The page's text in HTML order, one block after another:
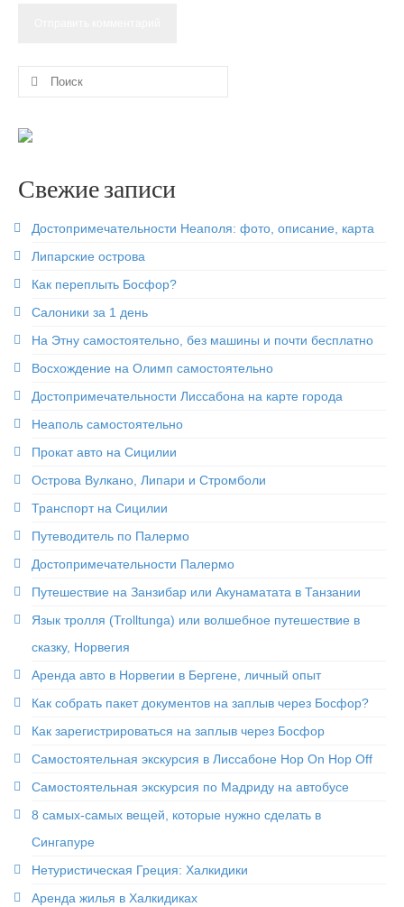
Поиск:
Свежие записи
Достопримечательности Неаполя: фото, описание, карта
Липарские острова
Как переплыть Босфор?
Салоники за 1 день
На Этну самостоятельно, без машины и почти бесплатно
Восхождение на Олимп самостоятельно
Достопримечательности Лиссабона на карте города
Неаполь самостоятельно
Прокат авто на Сицилии
Острова Вулкано, Липари и Стромболи
Транспорт на Сицилии
Путеводитель по Палермо
Достопримечательности Палермо
Путешествие на Занзибар или Акунаматата в Танзании
Язык тролля (Trolltunga) или волшебное путешествие в
сказку, Норвегия
Аренда авто в Норвегии в Бергене, личный опыт
Как собрать пакет документов на заплыв через Босфор?
Как зарегистрироваться на заплыв через Босфор
Самостоятельная экскурсия в Лиссабоне Hop On Hop Off
Самостоятельная экскурсия по Мадриду на автобусе
8 самых-самых вещей, которые нужно сделать в
Сингапуре
Нетуристическая Греция: Халкидики
Аренда жилья в Халкидиках